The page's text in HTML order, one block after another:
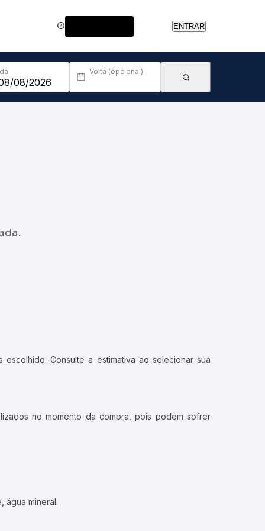
ENTRAR
Volta (opcional)
Consulte a estimativa ao selecionar sua
no momento da compra, pois podem sofrer
água mineral.